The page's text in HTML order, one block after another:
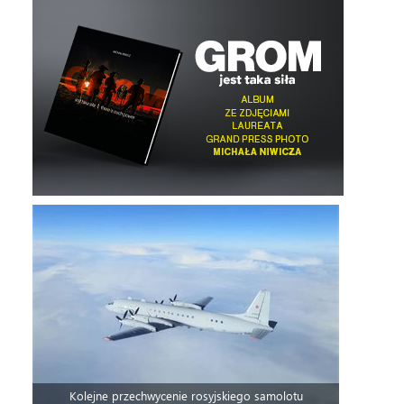
Kolejne przechwycenie rosyjskiego samolotu